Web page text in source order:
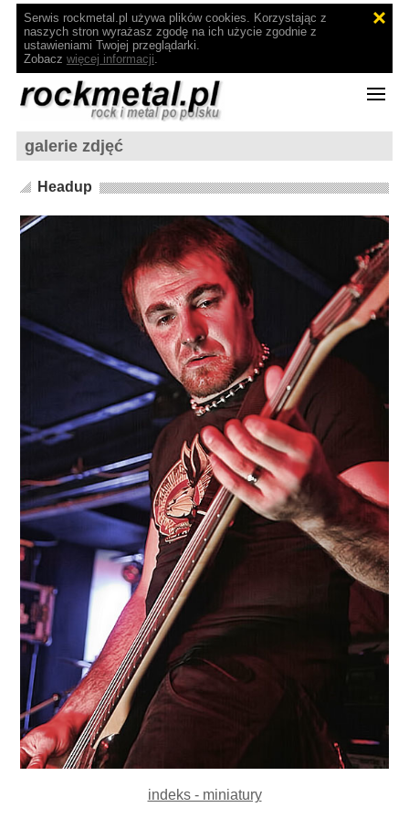
Serwis rockmetal.pl używa plików cookies. Korzystając z
naszych stron wyrażasz zgodę na ich użycie zgodnie z
ustawieniami Twojej przeglądarki.
Zobacz więcej informacji.
galerie zdjęć
Headup
indeks - miniatury